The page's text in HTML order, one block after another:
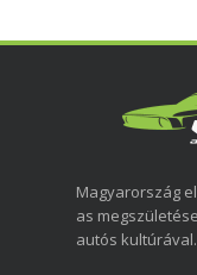
Magyarország
as
autós kultúrával.